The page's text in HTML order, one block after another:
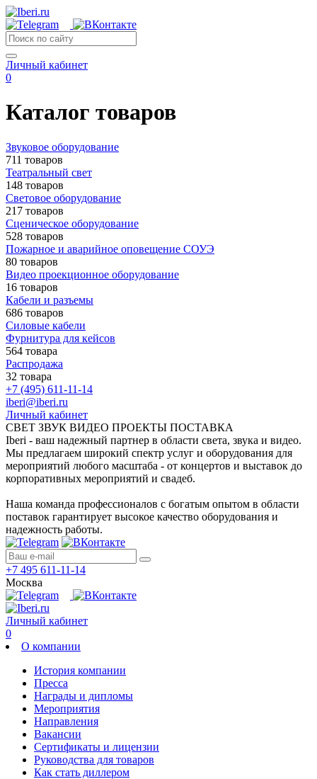
Личный кабинет
0
Каталог товаров
Звуковое оборудование
711 товаров
Театральный свет
148 товаров
Световое оборудование
217 товаров
Сценическое оборудование
528 товаров
Пожарное и аварийное оповещение СОУЭ
80 товаров
Видео проекционное оборудование
16 товаров
Кабели и разъемы
686 товаров
Силовые кабели
Фурнитура для кейсов
564 товара
Распродажа
32 товара
+7 (495) 611-11-14
iberi@iberi.ru
Личный кабинет
СВЕТ ЗВУК ВИДЕО ПРОЕКТЫ ПОСТАВКА
Iberi - ваш надежный партнер в области света, звука и видео.
Мы предлагаем широкий спектр услуг и оборудования для
мероприятий любого масштаба - от концертов и выставок до
корпоративных мероприятий и свадеб.
Наша команда профессионалов с богатым опытом в области
поставок гарантирует высокое качество оборудования и
надежность работы.
+7 495 611-11-14
Москва
Личный кабинет
0
О компании
История компании
Пресса
Награды и дипломы
Мероприятия
Направления
Вакансии
Сертификаты и лицензии
Руководства для товаров
Как стать диллером